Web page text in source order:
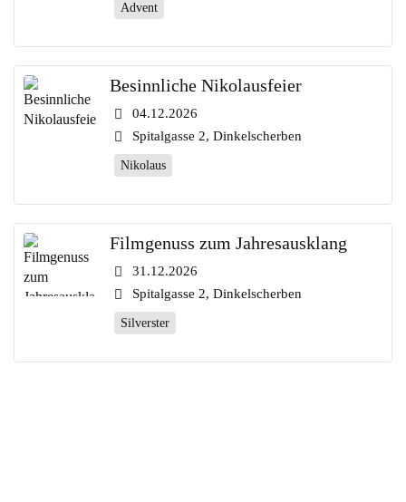
Advent
Besinnliche Nikolausfeier
04.12.2026
Spitalgasse 2, Dinkelscherben
Nikolaus
Filmgenuss zum Jahresausklang
31.12.2026
Spitalgasse 2, Dinkelscherben
Silverster